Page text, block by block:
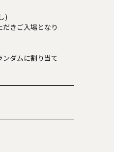
)
きご入場となり
ダムに割り当て